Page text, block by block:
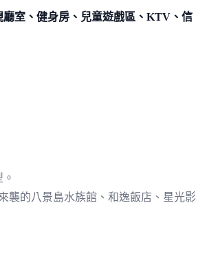
室、健身房、兒童遊戲區、KTV、信
襲的八景島水族館、和逸飯店、星光影